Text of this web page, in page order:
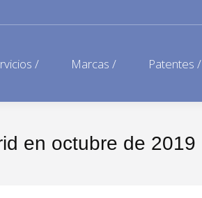
/ Marcas / Patentes /
en octubre de 2019